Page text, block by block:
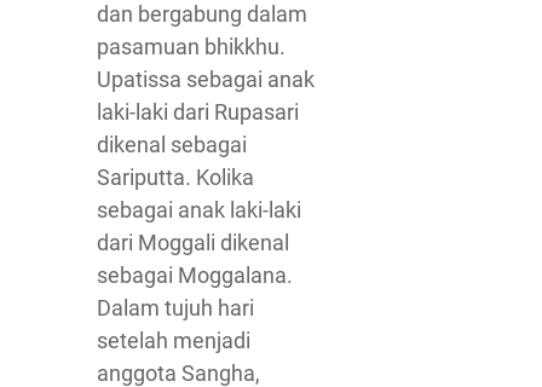
dan bergabung dalam
pasamuan bhikkhu.
Upatissa sebagai anak
laki-laki dari Rupasari
dikenal sebagai
Sariputta. Kolika
sebagai anak laki-laki
dari Moggali dikenal
sebagai Moggalana.
Dalam tujuh hari
setelah menjadi
anggota Sangha,